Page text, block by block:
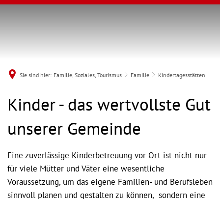
Sie sind hier: Familie, Soziales, Tourismus Familie Kindertagesstätten
Kindertagesstätten
Kinder - das wertvollste Gut
unserer Gemeinde
Eine zuverlässige Kinderbetreuung vor Ort ist nicht nur
für viele Mütter und Väter eine wesentliche
Voraussetzung, um das eigene Familien- und Berufsleben
sinnvoll planen und gestalten zu können, sondern eine